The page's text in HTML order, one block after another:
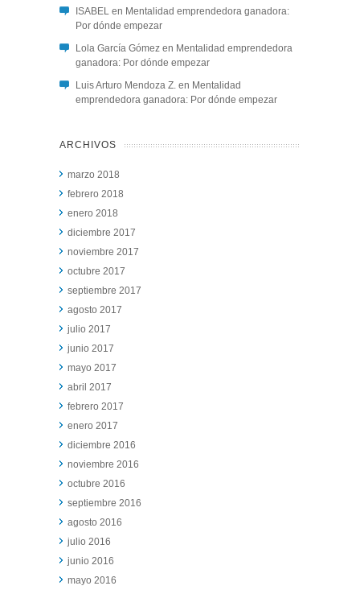
ISABEL en Mentalidad emprendedora ganadora:
Por dónde empezar
Lola García Gómez en Mentalidad emprendedora
ganadora: Por dónde empezar
Luis Arturo Mendoza Z. en Mentalidad
emprendedora ganadora: Por dónde empezar
ARCHIVOS
marzo 2018
febrero 2018
enero 2018
diciembre 2017
noviembre 2017
octubre 2017
septiembre 2017
agosto 2017
julio 2017
junio 2017
mayo 2017
abril 2017
febrero 2017
enero 2017
diciembre 2016
noviembre 2016
octubre 2016
septiembre 2016
agosto 2016
julio 2016
junio 2016
mayo 2016